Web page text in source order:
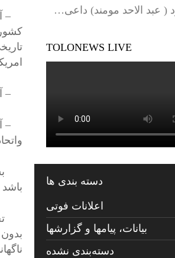
–
–
–
( عبد الاحد مومند) داعی…
TOLONEWS LIVE
دسته بندی ها
اعلانات فوتی
بیانات، پیامها و گزارشها
دسته‌بندی نشده